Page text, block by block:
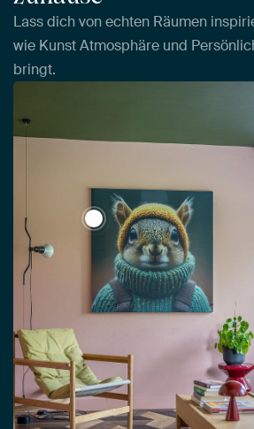
Lass dich von echten Räumen
wie Kunst Atmosphäre und
bringt.
View Eichhörnchen,